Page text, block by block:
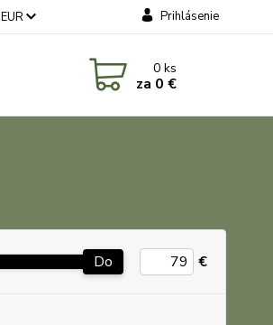
EUR Prihlásenie
0ks
za 0 €
Do €